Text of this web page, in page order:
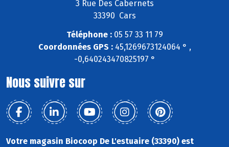
3 Rue Des Cabernets
33390 Cars
Téléphone :05 57 33 11 79
Coordonnées GPS :45,1269673124064 ° ,
-0,640243470825197 °
Nous suivre sur
Votre magasin Biocoop De L'estuaire (33390) est